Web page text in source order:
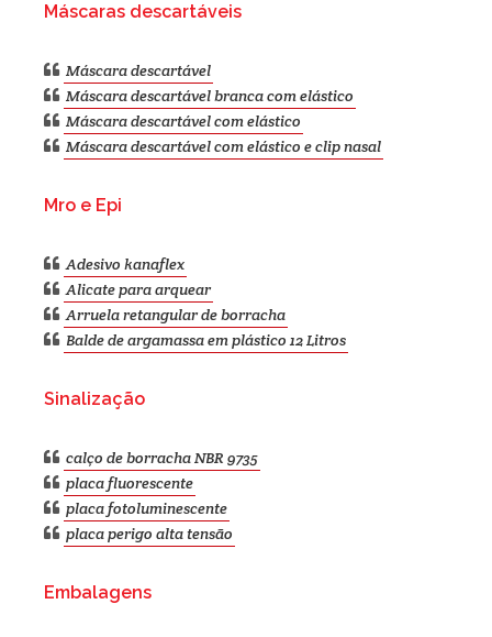
Máscaras descartáveis
Máscara descartável
Máscara descartável branca com elástico
Máscara descartável com elástico
Máscara descartável com elástico e clip nasal
Mro e Epi
Adesivo kanaflex
Alicate para arquear
Arruela retangular de borracha
Balde de argamassa em plástico 12 Litros
Sinalização
calço de borracha NBR 9735
placa fluorescente
placa fotoluminescente
placa perigo alta tensão
Embalagens